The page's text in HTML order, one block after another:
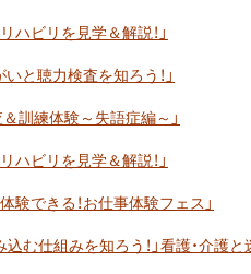
ビリを見学＆解説！」
と聴力検査を知ろう！」
訓練体験～失語症編～」
ビリを見学＆解説！」
できる！お仕事体験フェス」
む仕組みを知ろう！」看護・介護と